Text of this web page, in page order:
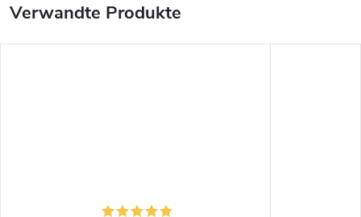
Verwandte Produkte